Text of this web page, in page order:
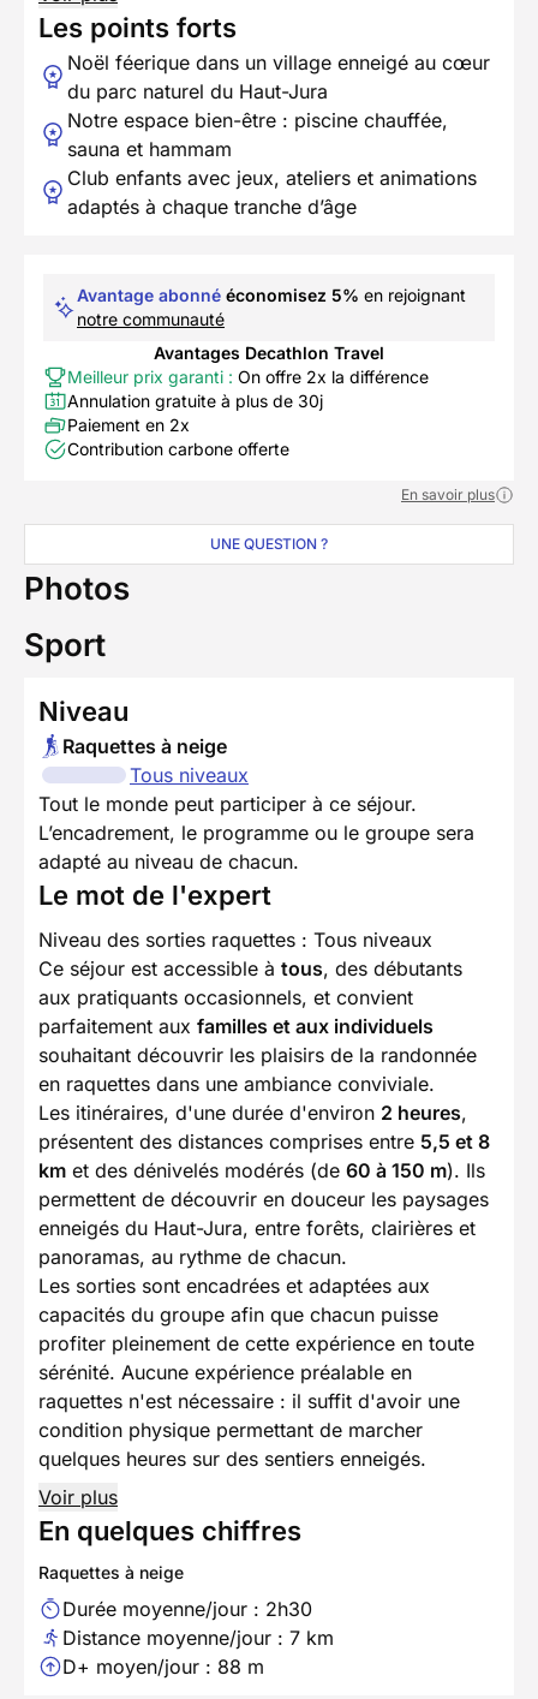
Les points forts
Noël féerique dans un village enneigé au cœur
du parc naturel du Haut-Jura
Notre espace bien-être : piscine chauffée,
sauna et hammam
Club enfants avec jeux, ateliers et animations
adaptés à chaque tranche d’âge
Avantage abonné économisez 5% en rejoignant
notre communauté
Avantages Decathlon Travel
Meilleur prix garanti : On offre 2x la différence
Annulation gratuite à plus de 30j
Paiement en 2x
Contribution carbone offerte
En savoir plus
UNE QUESTION ?
Photos
Sport
Niveau
Raquettes à neige
Tous niveaux
Tout le monde peut participer à ce séjour.
L’encadrement, le programme ou le groupe sera
adapté au niveau de chacun.
Le mot de l'expert
Niveau des sorties raquettes : Tous niveaux
Ce séjour est accessible à tous, des débutants
aux pratiquants occasionnels, et convient
parfaitement aux familles et aux individuels
souhaitant découvrir les plaisirs de la randonnée
en raquettes dans une ambiance conviviale.
Les itinéraires, d'une durée d'environ 2 heures,
présentent des distances comprises entre 5,5 et 8
km et des dénivelés modérés (de 60 à 150 m). Ils
permettent de découvrir en douceur les paysages
enneigés du Haut-Jura, entre forêts, clairières et
panoramas, au rythme de chacun.
Les sorties sont encadrées et adaptées aux
capacités du groupe afin que chacun puisse
profiter pleinement de cette expérience en toute
sérénité. Aucune expérience préalable en
raquettes n'est nécessaire : il suffit d'avoir une
condition physique permettant de marcher
quelques heures sur des sentiers enneigés.
Voir plus
En quelques chiffres
Raquettes à neige
Durée moyenne/jour : 2h30
Distance moyenne/jour : 7 km
D+ moyen/jour : 88 m